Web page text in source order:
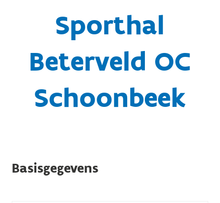
Sporthal
Beterveld OC
Schoonbeek
Basisgegevens